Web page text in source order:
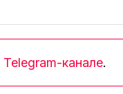
Telegram-канале.